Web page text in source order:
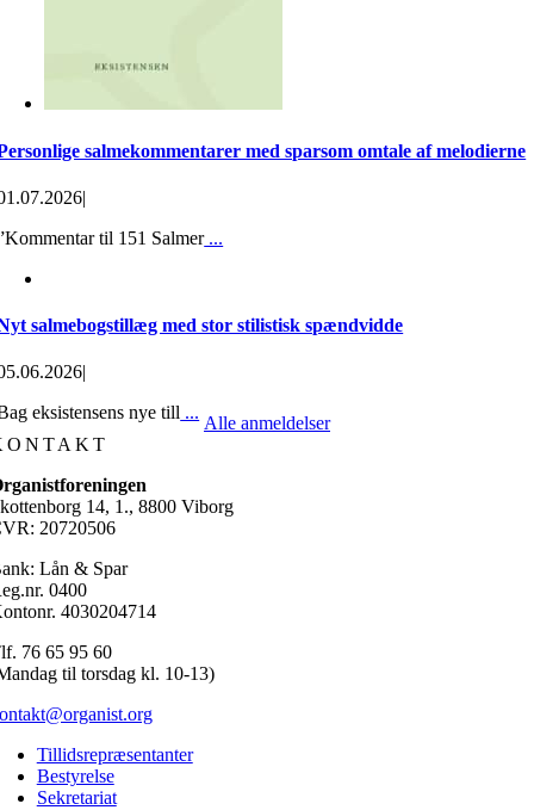
salmekommentarer med sparsom omtale af melodierne
|
til 151 Salmer...
salmebogstillæg med stor stilistisk spændvidde
|
eksistensens nye till ...
Alle anmeldelser
14, 1., 8800 Viborg
20720506
Lån & Spar
0400
4030204714
76 65 95 60
til torsdag kl. 10-13)
Tillidsrepræsentanter
Bestyrelse
Sekretariat